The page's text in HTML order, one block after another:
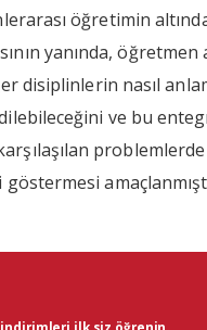
öğretimin
yanında, öğretmen
disiplinlerin nasıl
ve bu
problemlerde